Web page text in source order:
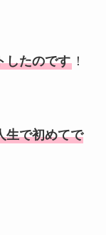
したのです！
生で初めてで